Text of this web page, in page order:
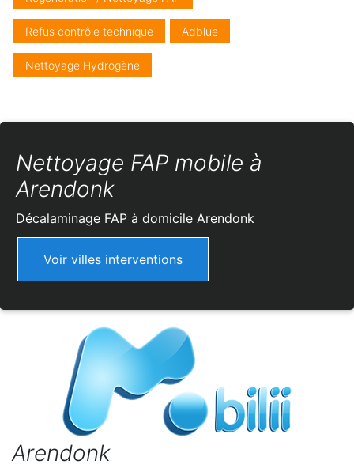
Refus contrôle technique Adblue
Nettoyage Hydrogène
Nettoyage FAP mobile à
Arendonk
Décalaminage FAP à domicile Arendonk
Voir villes interventions
Arendonk